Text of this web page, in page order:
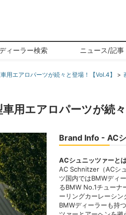
ィーラー検索 ニュース/記事
用エアロパーツが続々と登場！【Vol.4】
用エアロパーツが続々
Brand Info - AC
ACシュニッツァーと
AC Schnitzer（ACシ
ツ国内ではBMWディ
るBMW No.1チューナ
ーリングカーレーシ
BMWディーラーも持